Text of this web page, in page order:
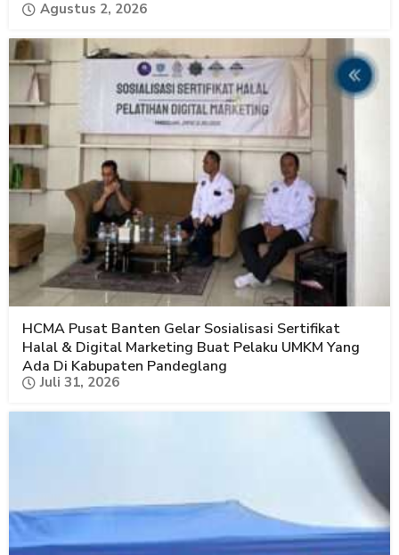
Agustus 2, 2026
HCMA Pusat Banten Gelar Sosialisasi Sertifikat
Halal & Digital Marketing Buat Pelaku UMKM Yang
Ada Di Kabupaten Pandeglang
Juli 31, 2026